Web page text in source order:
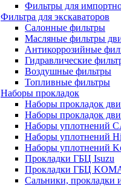
Фильтры для
Фильтра для экскаваторов
Салонные фильтры
Масляные фильтры
Антикоррозийные
Гидравлические
Воздушные фильтры
Топливные фильтры
Наборы прокладок
Наборы прокладок
Наборы прокладок
Наборы уплотнений
Наборы уплотнений
Наборы уплотнений
Прокладки ГБЦ Isuzu
Прокладки ГБЦ
Сальники, прокладки